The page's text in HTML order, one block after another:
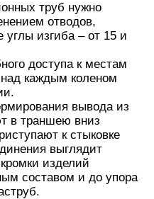
труб нужно
отводов,
изгиба – от 15 и
доступа к местам
каждым коленом
вывода из
в траншею вниз
к стыковке
выглядит
изделий
составом и до упора